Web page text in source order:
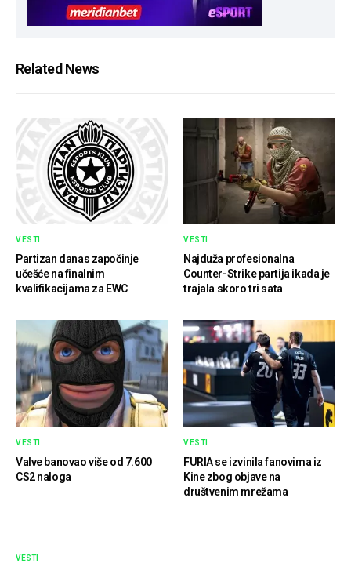
Related News
VESTI
Partizan danas započinje
učešće na finalnim
kvalifikacijama za EWC
VESTI
Najduža profesionalna
Counter-Strike partija ikada je
trajala skoro tri sata
VESTI
Valve banovao više od 7.600
CS2 naloga
VESTI
FURIA se izvinila fanovima iz
Kine zbog objave na
društvenim mrežama
VESTI